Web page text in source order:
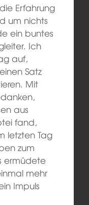
Erfahrung
um nichts
ein buntes
Ich
auf,
Satz
Mit
aus
fand,
letzten Tag
zum
ermüdete
mehr
Impuls